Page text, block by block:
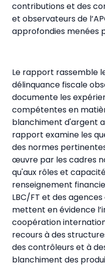
contributions et des
et observateurs de
approfondies menées
Le rapport rassemble
délinquance fiscale
documente les
compétentes en
blanchiment d'argent
rapport examine les
des normes
œuvre par les cadres
qu'aux rôles et
renseignement
LBC/FT et des
mettent en évidence
coopération
recours à des
des contrôleurs et à
blanchiment des